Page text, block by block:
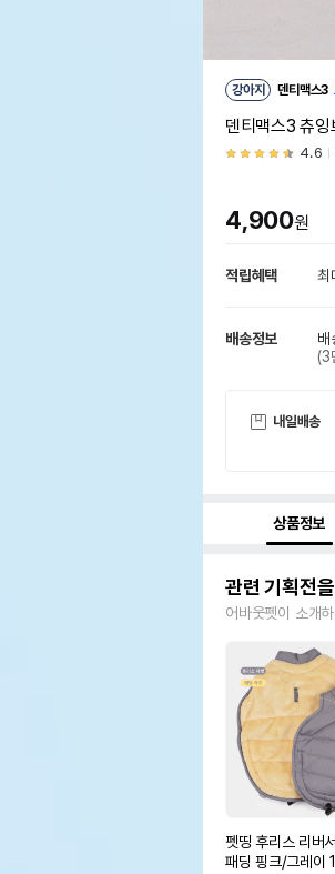
강아지 덴티맥스3
덴티맥스3 츄잉
4.6
4,900원
적립혜택
배송정보
(3
내일배송
상품정보
관련 기획전
어바웃펫이 소개
펫띵 후리스 리버
패딩 핑크/그레이